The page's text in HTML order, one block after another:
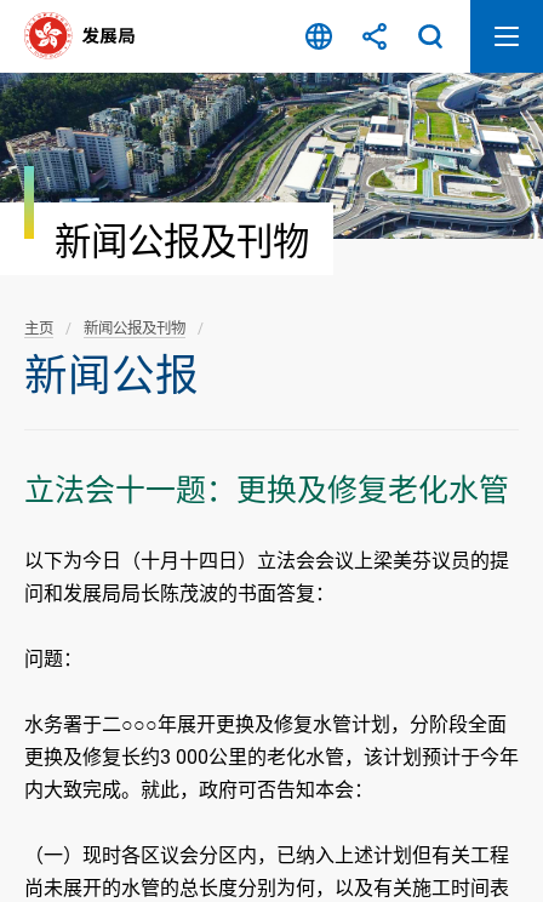
容
开
始
新闻公报及刊物
主页 新闻公报及刊物
新闻公报
立法会十一题：更换及修复老化水管
以下为今日（十月十四日）立法会会议上梁美芬议员的提
问和发展局局长陈茂波的书面答复：
问题：
水务署于二○○○年展开更换及修复水管计划，分阶段全面
更换及修复长约3 000公里的老化水管，该计划预计于今年
内大致完成。就此，政府可否告知本会：
（一）现时各区议会分区内，已纳入上述计划但有关工程
尚未展开的水管的总长度分别为何，以及有关施工时间表